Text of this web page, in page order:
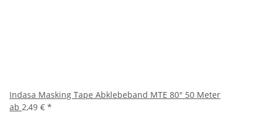
Indasa Masking Tape Abklebeband MTE 80° 50 Meter
ab 2,49 € *